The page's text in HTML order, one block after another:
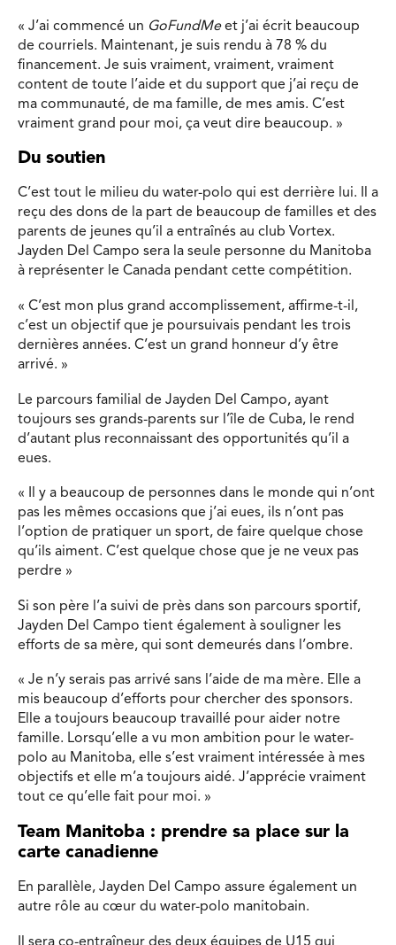
« J’ai commencé un GoFundMeet j’ai écrit beaucoup
de courriels. Maintenant, je suis rendu à 78 % du
financement. Je suis vraiment, vraiment, vraiment
content de toute l’aide et du support que j’ai reçu de
ma communauté, de ma famille, de mes amis. C’est
vraiment grand pour moi, ça veut dire beaucoup. »
Du soutien
C’est tout le milieu du water-polo qui est derrière lui. Il a
reçu des dons de la part de beaucoup de familles et des
parents de jeunes qu’il a entraînés au club Vortex.
Jayden Del Campo sera la seule personne du Manitoba
à représenter le Canada pendant cette compétition.
« C’est mon plus grand accomplissement, affirme-t-il,
c’est un objectif que je poursuivais pendant les trois
dernières années. C’est un grand honneur d’y être
arrivé. »
Le parcours familial de Jayden Del Campo, ayant
toujours ses grands-parents sur l’île de Cuba, le rend
d’autant plus reconnaissant des opportunités qu’il a
eues.
« Il y a beaucoup de personnes dans le monde qui n’ont
pas les mêmes occasions que j’ai eues, ils n’ont pas
l’option de pratiquer un sport, de faire quelque chose
qu’ils aiment. C’est quelque chose que je ne veux pas
perdre »
Si son père l’a suivi de près dans son parcours sportif,
Jayden Del Campo tient également à souligner les
efforts de sa mère, qui sont demeurés dans l’ombre.
« Je n’y serais pas arrivé sans l’aide de ma mère. Elle a
mis beaucoup d’efforts pour chercher des sponsors.
Elle a toujours beaucoup travaillé pour aider notre
famille. Lorsqu’elle a vu mon ambition pour le water-
polo au Manitoba, elle s’est vraiment intéressée à mes
objectifs et elle m’a toujours aidé. J’apprécie vraiment
tout ce qu’elle fait pour moi. »
Team Manitoba : prendre sa place sur la
carte canadienne
En parallèle, Jayden Del Campo assure également un
autre rôle au cœur du water-polo manitobain.
Il sera co-entraîneur des deux équipes de U15 qui